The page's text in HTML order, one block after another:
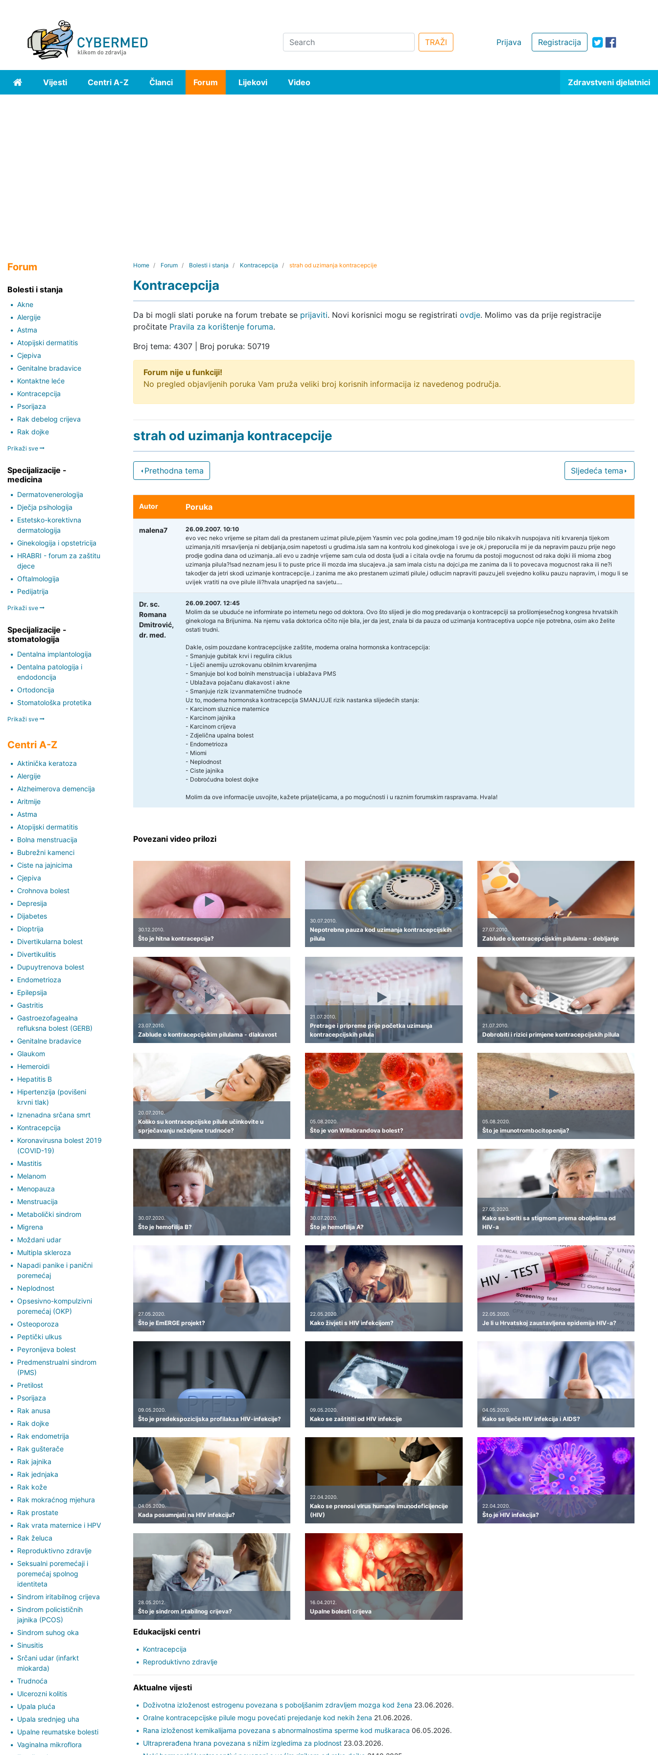
Registracija
Prijava
Search TRAŽI
Home Vijesti Centri A-Z Članci Forum Lijekovi Video Zdravstveni djelatnici
Forum
Bolesti i stanja
Akne
Alergije
Astma
Atopijski dermatitis
Cjepiva
Genitalne bradavice
Kontaktne leće
Kontracepcija
Psorijaza
Rak debelog crijeva
Rak dojke
Prikaži sve
Specijalizacije -
medicina
Dermatovenerologija
Dječja psihologija
Estetsko-korektivna
dermatologija
Ginekologija i opstetricija
HRABRI - forum za zaštitu
djece
Oftalmologija
Pedijatrija
Prikaži sve
Specijalizacije -
stomatologija
Dentalna implantologija
Dentalna patologija i
endodoncija
Ortodoncija
Stomatološka protetika
Prikaži sve
Centri A-Z
Aktinička keratoza
Alergije
Alzheimerova demencija
Aritmije
Astma
Atopijski dermatitis
Bolna menstruacija
Bubrežni kamenci
Ciste na jajnicima
Cjepiva
Crohnova bolest
Depresija
Dijabetes
Dioptrija
Divertikularna bolest
Divertikulitis
Dupuytrenova bolest
Endometrioza
Epilepsija
Gastritis
Gastroezofagealna
refluksna bolest (GERB)
Genitalne bradavice
Glaukom
Hemeroidi
Hepatitis B
Hipertenzija (povišeni
krvni tlak)
Iznenadna srčana smrt
Kontracepcija
Koronavirusna bolest 2019
(COVID-19)
Mastitis
Melanom
Menopauza
Menstruacija
Metabolički sindrom
Migrena
Moždani udar
Multipla skleroza
Napadi panike i panični
poremećaj
Neplodnost
Opsesivno-kompulzivni
poremećaj (OKP)
Osteoporoza
Peptički ulkus
Peyronijeva bolest
Predmenstrualni sindrom
(PMS)
Pretilost
Psorijaza
Rak anusa
Rak dojke
Rak endometrija
Rak gušterače
Rak jajnika
Rak jednjaka
Rak kože
Rak mokraćnog mjehura
Rak prostate
Rak vrata maternice i HPV
Rak želuca
Reproduktivno zdravlje
Seksualni poremećaji i
poremećaj spolnog
identiteta
Sindrom iritabilnog crijeva
Sindrom policističnih
jajnika (PCOS)
Sindrom suhog oka
Sinusitis
Srčani udar (infarkt
miokarda)
Trudnoća
Ulcerozni kolitis
Upala pluća
Upala srednjeg uha
Upalne reumatske bolesti
Vaginalna mikroflora
Home Forum Bolesti i stanja Kontracepcija strah od uzimanja kontracepcije
Kontracepcija
Da bi mogli slati poruke na forum trebate se prijaviti. Novi korisnici mogu se registrirati ovdje. Molimo vas da prije registracije
pročitate Pravila za korištenje foruma.
Broj tema: 4307 | Broj poruka: 50719
Forum nije u funkciji!
No pregled objavljenih poruka Vam pruža veliki broj korisnih informacija iz navedenog područja.
strah od uzimanja kontracepcije
Prethodna tema Sljedeća tema
Autor Poruka
malena7
26.09.2007. 10:10
evo vec neko vrijeme se pitam dali da prestanem uzimat pilule,pijem Yasmin vec pola godine,imam 19 god.nije bilo nikakvih nuspojava niti krvarenja tijekom
uzimanja,niti mrsavljenja ni debljanja,osim napetosti u grudima.isla sam na kontrolu kod ginekologa i sve je ok,i preporucila mi je da nepravim pauzu prije nego
prodje godina dana od uzimanja..ali evo u zadnje vrijeme sam cula od dosta ljudi a i citala ovdje na forumu da postoji mogucnost od raka dojki ili mioma zbog
uzimanja pilula?!sad neznam jesu li to puste price ili mozda ima slucajeva..ja sam imala cistu na dojci,pa me zanima da li to povecava mogucnost raka ili ne?i
takodjer da jetri skodi uzimanje kontracepcije..i zanima me ako prestanem uzimati pilule,i odlucim napraviti pauzu,jeli svejedno koliku pauzu napravim, i mogu li se
uvijek vratiti na ove pilule ili?hvala unaprijed na savjetu....
Dr. sc.
Romana
Dmitrović,
dr. med.
26.09.2007. 12:45
Molim da se ubuduće ne informirate po internetu nego od doktora. Ovo što slijedi je dio mog predavanja o kontracepciji sa prošlomjesečnog kongresa hrvatskih
ginekologa na Brijunima. Na njemu vaša doktorica očito nije bila, jer da jest, znala bi da pauza od uzimanja kontraceptiva uopće nije potrebna, osim ako želite
ostati trudni.
Dakle, osim pouzdane kontracepcijske zaštite, moderna oralna hormonska kontracepcija:
- Smanjuje gubitak krvi i regulira ciklus
- Liječi anemiju uzrokovanu obilnim krvarenjima
- Smanjuje bol kod bolnih menstruacija i ublažava PMS
- Ublažava pojačanu dlakavost i akne
- Smanjuje rizik izvanmaternične trudnoće
Uz to, moderna hormonska kontracepcija SMANJUJE rizik nastanka slijedećih stanja:
- Karcinom sluznice maternice
- Karcinom jajnika
- Karcinom crijeva
- Zdjelična upalna bolest
- Endometrioza
- Miomi
- Neplodnost
- Ciste jajnika
- Dobroćudna bolest dojke
Molim da ove informacije usvojite, kažete prijateljicama, a po mogućnosti i u raznim forumskim raspravama. Hvala!
Povezani video prilozi
30.12.2010.
Što je hitna kontracepcija?
30.07.2010.
Nepotrebna pauza kod uzimanja kontracepcijskih
pilula
27.07.2010.
Zablude o kontracepcijskim pilulama - debljanje
23.07.2010.
Zablude o kontracepcijskim pilulama - dlakavost
21.07.2010.
Pretrage i pripreme prije početka uzimanja
kontracepcijskih pilula
21.07.2010.
Dobrobiti i rizici primjene kontracepcijskih pilula
20.07.2010.
Koliko su kontracepcijske pilule učinkovite u
sprječavanju neželjene trudnoće?
05.08.2020.
Što je von Willebrandova bolest?
05.08.2020.
Što je imunotrombocitopenija?
30.07.2020.
Što je hemofilija B?
30.07.2020.
Što je hemofilija A?
27.05.2020.
Kako se boriti sa stigmom prema oboljelima od
HIV-a
27.05.2020.
Što je EmERGE projekt?
22.05.2020.
Kako živjeti s HIV infekcijom?
22.05.2020.
Je li u Hrvatskoj zaustavljena epidemija HIV-a?
09.05.2020.
Što je predekspozicijska profilaksa HIV-infekcije?
09.05.2020.
Kako se zaštititi od HIV infekcije
04.05.2020.
Kako se liječe HIV infekcija i AIDS?
04.05.2020.
Kada posumnjati na HIV infekciju?
22.04.2020.
Kako se prenosi virus humane imunodeficijencije
(HIV)
22.04.2020.
Što je HIV infekcija?
28.05.2012.
Što je sindrom irtabilnog crijeva?
16.04.2012.
Upalne bolesti crijeva
Edukacijski centri
Kontracepcija
Reproduktivno zdravlje
Aktualne vijesti
Doživotna izloženost estrogenu povezana s poboljšanim zdravljem mozga kod žena 23.06.2026.
Oralne kontracepcijske pilule mogu povećati prejedanje kod nekih žena 21.06.2026.
Rana izloženost kemikalijama povezana s abnormalnostima sperme kod muškaraca 06.05.2026.
Ultraprerađena hrana povezana s nižim izgledima za plodnost23.03.2026.